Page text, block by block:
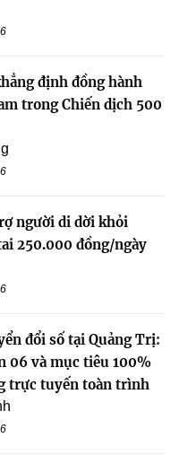
định đồng hành
trong Chiến dịch 500
người di dời khỏi
250.000 đồng/ngày
đổi số tại Quảng Trị:
06 và mục tiêu 100%
trực tuyến toàn trình